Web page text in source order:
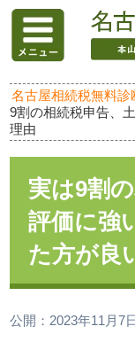
名古屋相続税無料診
9割の相続税申告、
理由
実は9割
評価に強
た方が良
公開： 2023年11月7